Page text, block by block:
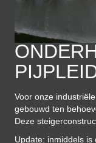
Voor onze
gebouwd ten
Deze
Update: inmiddels